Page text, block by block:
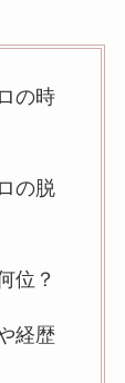
の時
の脱
位？
経歴